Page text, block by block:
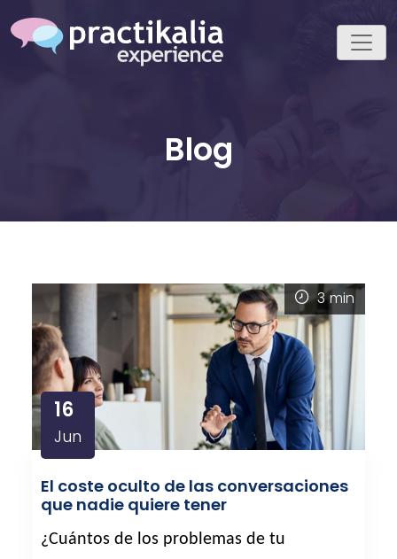
Blog
16
Jun
3 min
El coste oculto de las conversaciones
que nadie quiere tener
¿Cuántos de los problemas de tu